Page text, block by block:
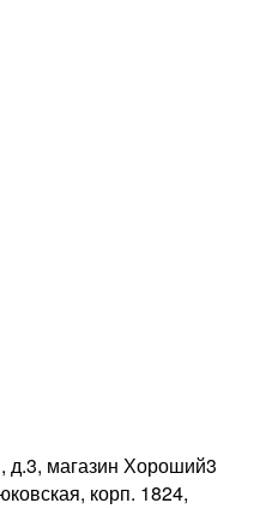
д.3, магазин Хороший3
корп. 1824,